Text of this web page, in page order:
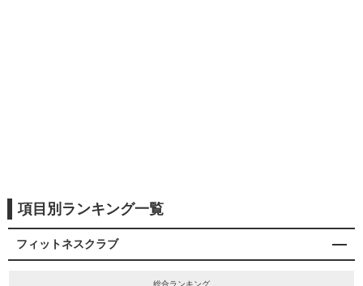
項目別ランキング一覧
フィットネスクラブ
総合ランキング